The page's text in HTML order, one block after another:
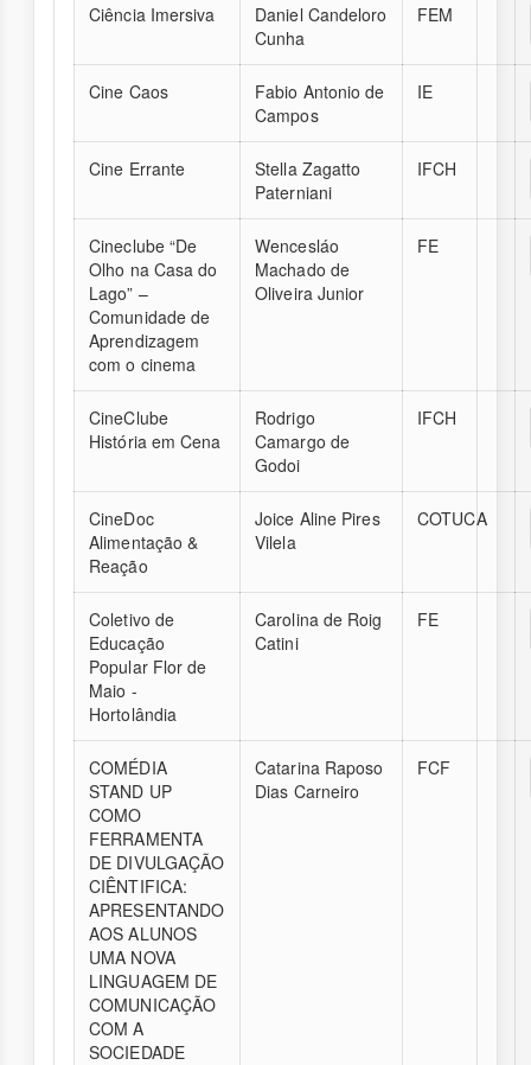
Ciência Imersiva
Daniel Candeloro
Cunha
FEM
Cine Caos
Fabio Antonio de
Campos
IE
Cine Errante
Stella Zagatto
Paterniani
IFCH
Cineclube “De
Olho na Casa do
Lago” –
Comunidade de
Aprendizagem
com o cinema
Wencesláo
Machado de
Oliveira Junior
FE
CineClube
História em Cena
Rodrigo
Camargo de
Godoi
IFCH
CineDoc
Alimentação &
Reação
Joice Aline Pires
Vilela
COTUCA
Coletivo de
Educação
Popular Flor de
Maio -
Hortolândia
Carolina de Roig
Catini
FE
COMÉDIA
STAND UP
COMO
FERRAMENTA
DE DIVULGAÇÃO
CIÊNTIFICA:
APRESENTANDO
AOS ALUNOS
UMA NOVA
LINGUAGEM DE
COMUNICAÇÃO
COM A
SOCIEDADE
Catarina Raposo
Dias Carneiro
FCF